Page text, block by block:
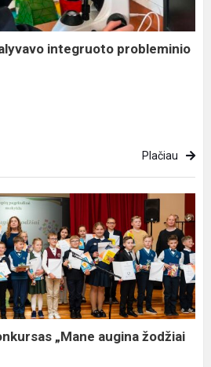
integruoto probleminio
Plačiau
„Mane augina žodžiai